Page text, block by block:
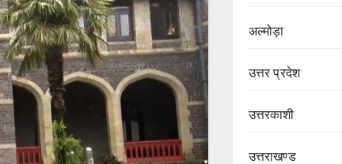
अल्मोड़ा
उत्तर प्रदेश
उत्तरकाशी
उत्तराखण्ड